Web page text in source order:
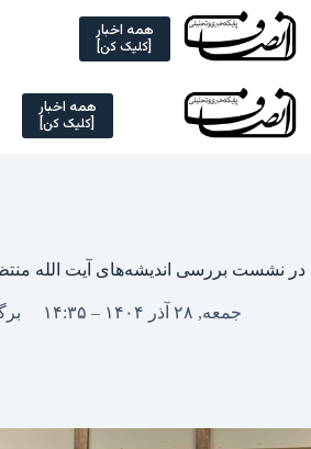
Skip
content
همه اخبار
[کلیک کن]
همه اخبار
[کلیک کن]
در نشست بررسی اندیشه‌های آیت الله
جمعه, ۲۸ آذر ۱۴۰۴ – ۱۴:۳۵